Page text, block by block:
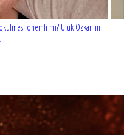
önemli mi? Ufuk Özkan'ın